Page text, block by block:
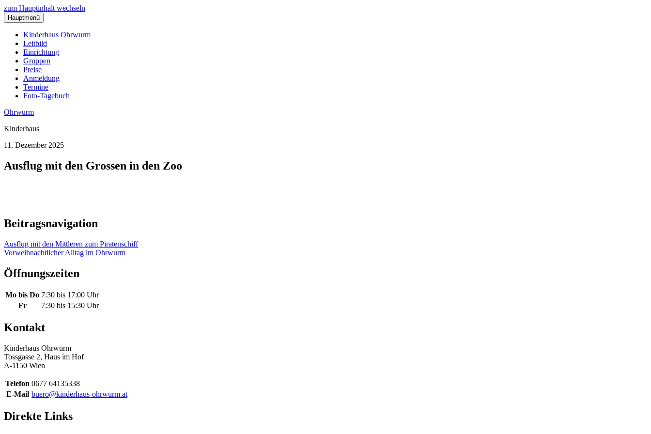
zum Hauptinhalt wechseln
Hauptmenü
Kinderhaus Ohrwurm
Leitbild
Einrichtung
Gruppen
Preise
Anmeldung
Termine
Foto-Tagebuch
Ohrwurm
Kinderhaus
11. Dezember 2025
Ausflug mit den Grossen in den Zoo
Beitragsnavigation
Ausflug mit den Mittleren zum Piratenschiff
Vorweihnachtlicher Alltag im Ohrwurm
Öffnungszeiten
Mo bis Do 7:30 bis 17:00 Uhr
Fr
7:30 bis 15:30 Uhr
Kontakt
Kinderhaus Ohrwurm
Tossgasse 2, Haus im Hof
A-1150 Wien
Telefon 0677 64135338
E-Mail buero@kinderhaus-ohrwurm.at
Direkte Links